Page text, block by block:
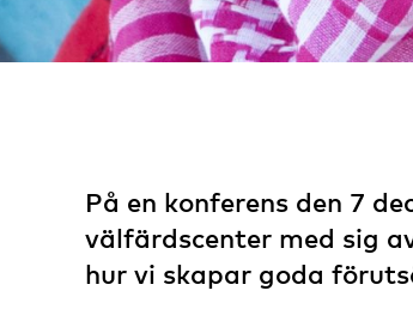
På en konferens den 7
välfärdscenter med sig
hur vi skapar goda